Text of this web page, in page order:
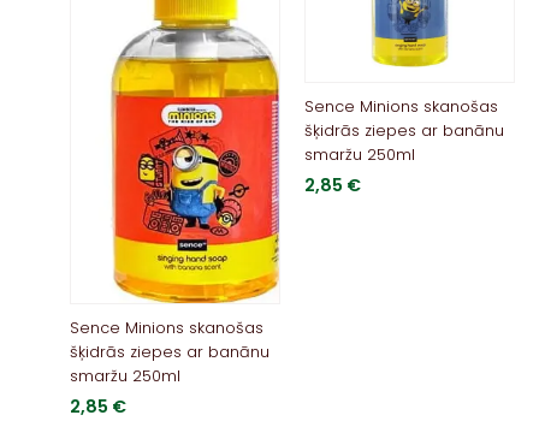
Sence Minions skanošas
šķidrās ziepes ar banānu
smaržu 250ml
2,85 €
Sence Minions skanošas
šķidrās ziepes ar banānu
smaržu 250ml
2,85 €